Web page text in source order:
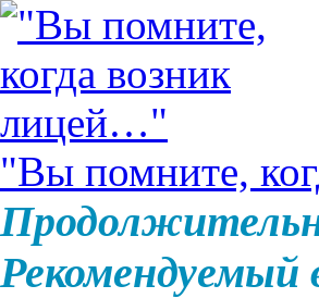
"Вы помните,
Рекомендуемый